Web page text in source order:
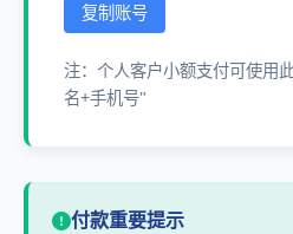
复制账号
注：个人客户小额支付可使用
名+手机号"
付款重要提示